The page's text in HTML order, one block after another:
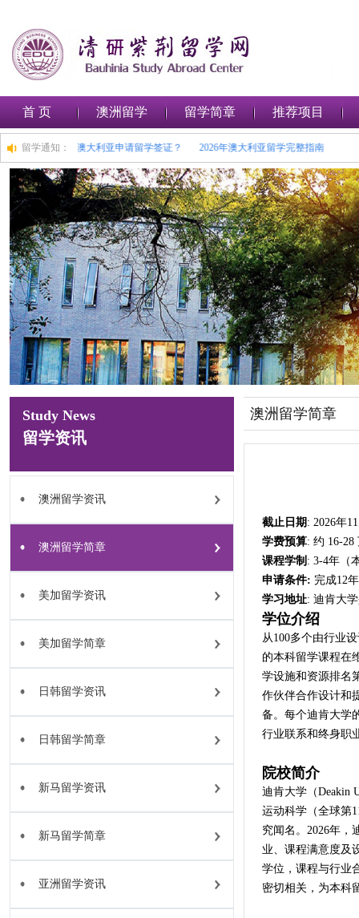
首 页 澳洲留学 留学简章 推荐项目
留学通知：
护求学之路 如何在澳大利亚申请留学签证？ 2026年澳大利亚留学完整指南
Study News
留学资讯
澳洲留学资讯
澳洲留学简章
美加留学资讯
美加留学简章
日韩留学资讯
日韩留学简章
新马留学资讯
新马留学简章
亚洲留学资讯
澳洲留学简章
截止日期 : 2026年
学费预算: 约 16-
课程学制 : 3-4年（
申请条件: 完成12
学习地址: 迪肯大
学位介绍
从100多个由行业
的本科留学课程在
学设施和资源排名
作伙伴合作设计和
备。每个迪肯大学
行业联系和终身职
院校简介
迪肯大学（Deakin
运动科学（全球第
究闻名。2026年，
业、课程满意度及
学位，课程与行业
密切相关，为本科